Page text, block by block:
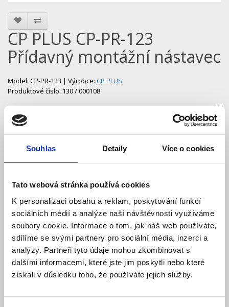
Souhlas Detaily Více o cookies
Tato webová stránka používá cookies
K personalizaci obsahu a reklam, poskytování funkcí
sociálních médií a analýze naší návštěvnosti využíváme
soubory cookie. Informace o tom, jak náš web používáte,
sdílíme se svými partnery pro sociální média, inzerci a
analýzy. Partneři tyto údaje mohou zkombinovat s
dalšími informacemi, které jste jim poskytli nebo které
získali v důsledku toho, že používáte jejich služby.
CP PLUS CP-PR-123
Přídavný montážní nástavec
Model: CP-PR-123 | Výrobce: CP PLUS
Produktové číslo: 130 / 000108
412,00 Kč
Vaše cena včetně DPH:
499 Kč
Množství
Do košíku
Popis